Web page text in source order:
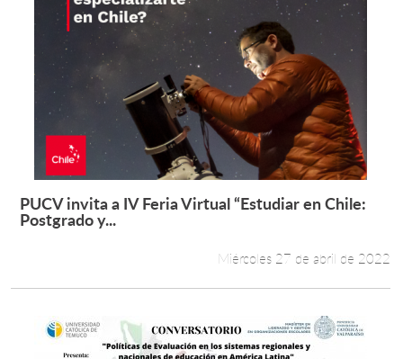
Leer más +
PUCV invita a IV Feria Virtual “Estudiar en Chile:
Postgrado y...
Miércoles 27 de abril de 2022